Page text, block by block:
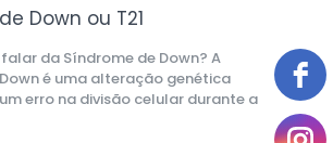
Down ou T21
da Síndrome de Down? A
é uma alteração genética
erro na divisão celular durante a